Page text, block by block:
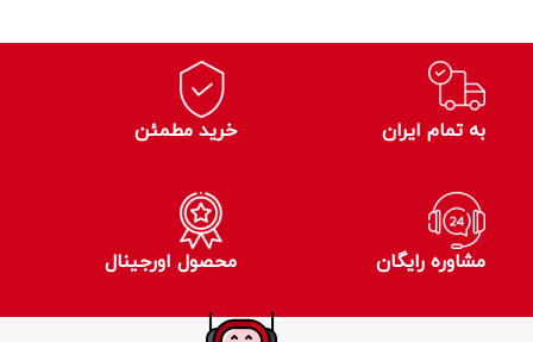
به تمام ایران خرید مطمئن
مشاوره رایگان محصول اورجینال